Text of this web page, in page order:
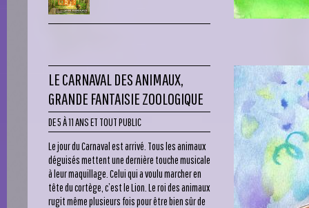
LE CARNAVAL DES ANIMAUX,
GRANDE FANTAISIE ZOOLOGIQUE
DE 5 À 11 ANS ET TOUT PUBLIC
Le jour du Carnaval est arrivé. Tous les animaux
déguisés mettent une dernière touche musicale
à leur maquillage. Celui qui a voulu marcher en
tête du cortège, c’est le Lion. Le roi des animaux
rugit même plusieurs fois pour être bien sûr de